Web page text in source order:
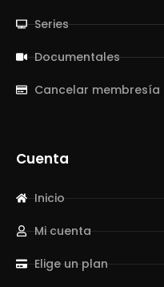
Series
Documentales
Cancelar membresía
Cuenta
Inicio
Mi cuenta
Elige un plan